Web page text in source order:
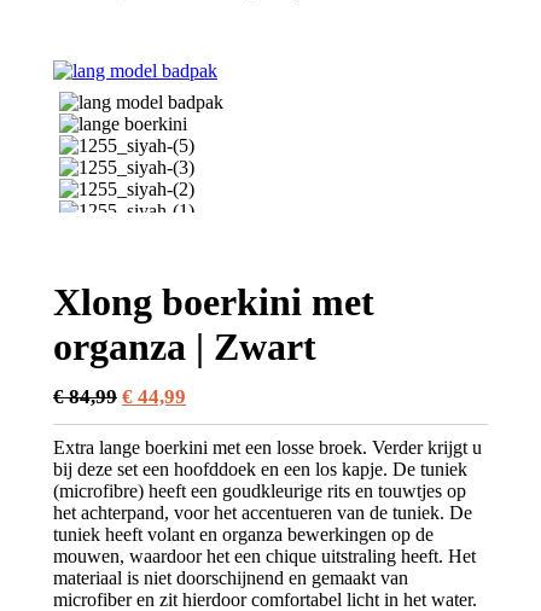
Xlong boerkini met
organza | Zwart
€84,99 Oorspronkelijke
prijs
was:
€ 84,99.
€ 44,99
prijs
is:
€ 44,99.
Extra lange boerkini met een losse broek. Verder krijgt u
bij deze set een hoofddoek en een los kapje. De tuniek
(microfibre) heeft een goudkleurige rits en touwtjes op
het achterpand, voor het accentueren van de tuniek. De
tuniek heeft volant en organza bewerkingen op de
mouwen, waardoor het een chique uitstraling heeft. Het
materiaal is niet doorschijnend en gemaakt van
microfiber en zit hierdoor comfortabel licht in het water.